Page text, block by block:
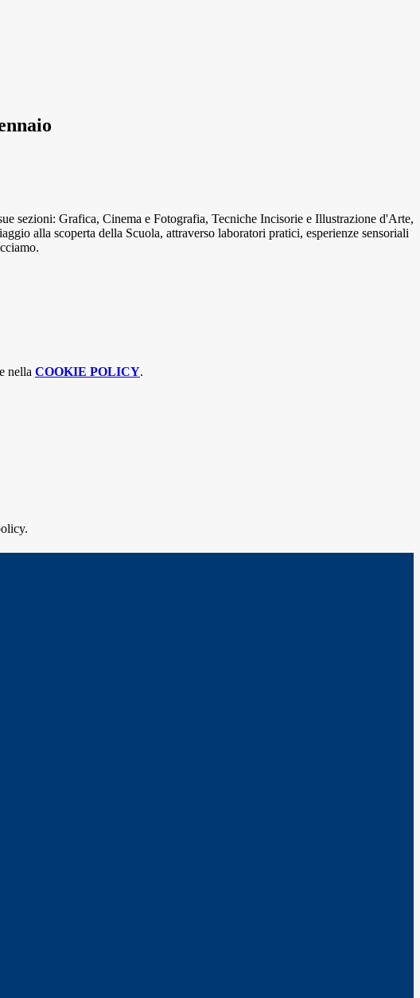
sezioni: Grafica, Cinema e Fotografia, Tecniche Incisorie e Illustrazione d'Arte,
alla scoperta della Scuola, attraverso laboratori pratici, esperienze sensoriali
nella COOKIE POLICY.